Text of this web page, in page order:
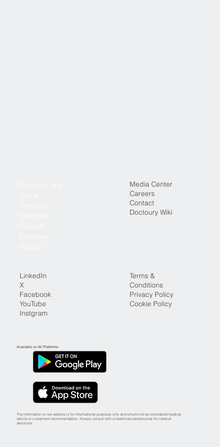
Media Center
Careers
Contact
Doctoury Wiki
Terms &
Conditions
Privacy Policy
Cookie Policy
LinkedIn
X
Facebook
YouTube
Instgram
Available on All Platforms
The information on our website is for informational purposes only and should not be considered medical
advice or a treatment recommendation. Always consult with a healthcare professional for medical
decisions.